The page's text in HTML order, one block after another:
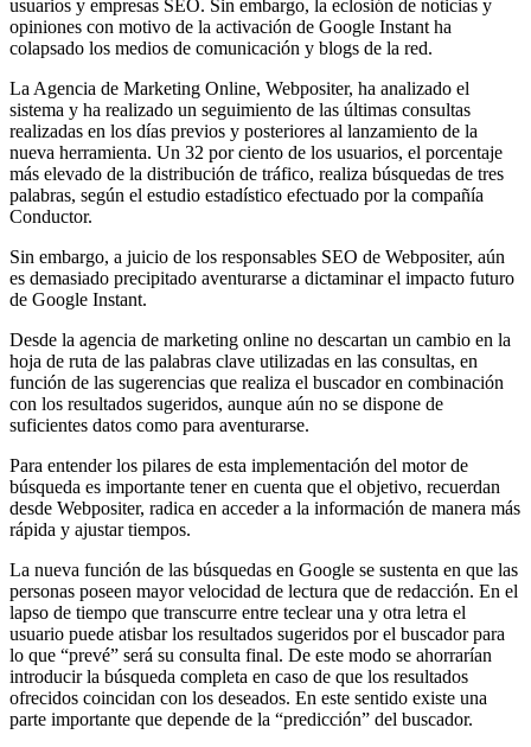
usuarios y empresas SEO. Sin embargo, la eclosión de noticias y
opiniones con motivo de la activación de Google Instant ha
colapsado los medios de comunicación y blogs de la red.
La Agencia de Marketing Online, Webpositer, ha analizado el
sistema y ha realizado un seguimiento de las últimas consultas
realizadas en los días previos y posteriores al lanzamiento de la
nueva herramienta. Un 32 por ciento de los usuarios, el porcentaje
más elevado de la distribución de tráfico, realiza búsquedas de tres
palabras, según el estudio estadístico efectuado por la compañía
Conductor.
Sin embargo, a juicio de los responsables SEO de Webpositer, aún
es demasiado precipitado aventurarse a dictaminar el impacto futuro
de Google Instant.
Desde la agencia de marketing online no descartan un cambio en la
hoja de ruta de las palabras clave utilizadas en las consultas, en
función de las sugerencias que realiza el buscador en combinación
con los resultados sugeridos, aunque aún no se dispone de
suficientes datos como para aventurarse.
Para entender los pilares de esta implementación del motor de
búsqueda es importante tener en cuenta que el objetivo, recuerdan
desde Webpositer, radica en acceder a la información de manera más
rápida y ajustar tiempos.
La nueva función de las búsquedas en Google se sustenta en que las
personas poseen mayor velocidad de lectura que de redacción. En el
lapso de tiempo que transcurre entre teclear una y otra letra el
usuario puede atisbar los resultados sugeridos por el buscador para
lo que “prevé” será su consulta final. De este modo se ahorrarían
introducir la búsqueda completa en caso de que los resultados
ofrecidos coincidan con los deseados. En este sentido existe una
parte importante que depende de la “predicción” del buscador.